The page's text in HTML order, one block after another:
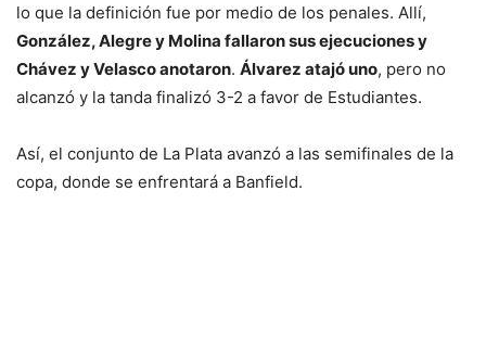
lo que la definición fue por medio de los penales. Allí,
González, Alegre y Molina fallaron sus ejecuciones y
Chávez y Velasco anotaron. Álvarez atajó uno, pero no
alcanzó y la tanda finalizó 3-2 a favor de Estudiantes.
Así, el conjunto de La Plata avanzó a las semifinales de la
copa, donde se enfrentará a Banfield.